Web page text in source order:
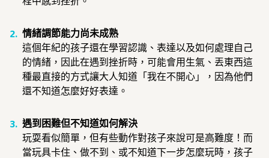
情緒調節能力尚未成熟
這個年紀的孩子還在學習認識、表達以及如何處理自己
的情緒，因此在遇到挫折時，可能會用生氣、丟東西這
種最直接的方式讓大人知道「我在不開心」，因為他們
還不知道怎麼好好表達。
遇到困難但不知道如何解決
玩耍看似簡單，但有些動作對孩子來說可是高難度！而
當玩具卡住、做不到、或不知道下一步怎麼玩時，孩子